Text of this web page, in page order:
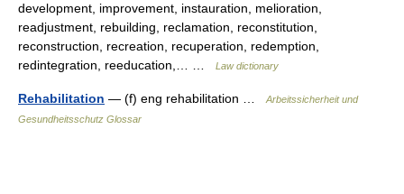
development, improvement, instauration, melioration,
readjustment, rebuilding, reclamation, reconstitution,
reconstruction, recreation, recuperation, redemption,
redintegration, reeducation,… …
Law dictionary
Rehabilitation — (f) eng rehabilitation …
Arbeitssicherheit und
Gesundheitsschutz Glossar